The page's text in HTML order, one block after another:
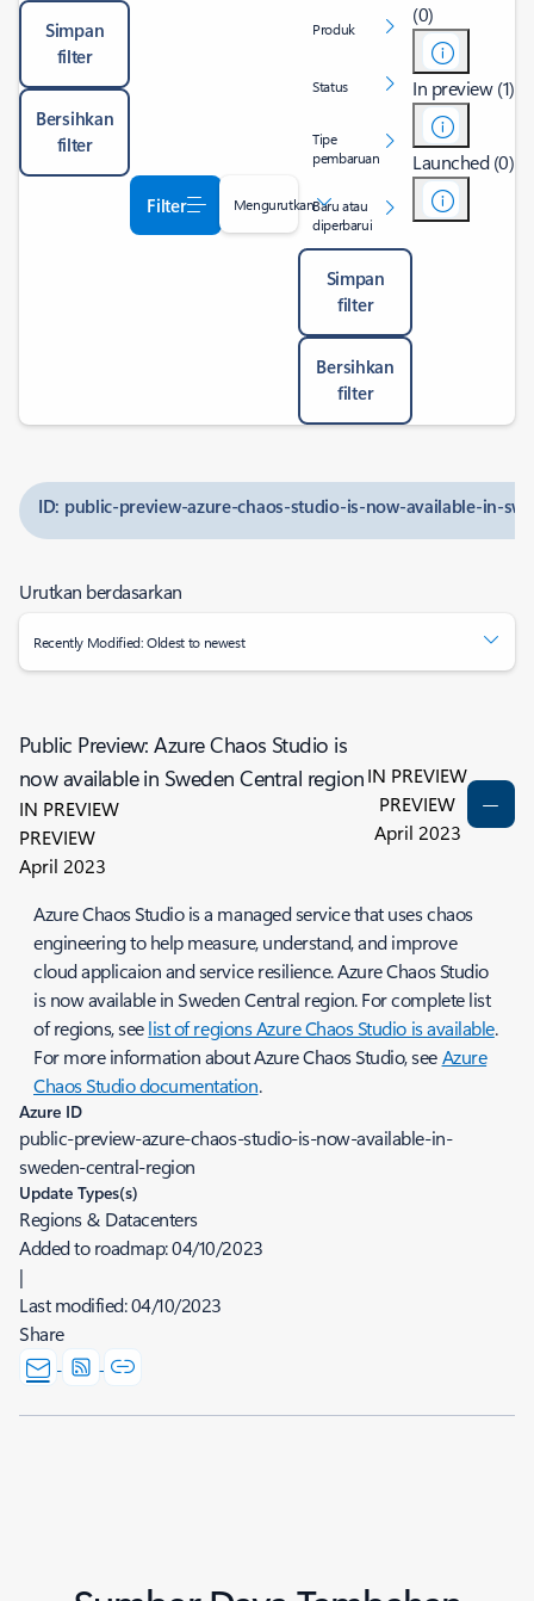
Simpan
filter
Bersihkan
filter
Filter Mengurutkan
Produk
Status
Tipe
pembaruan
Baru atau
diperbarui
Simpan
filter
Bersihkan
filter
(0)
In preview (1)
Launched (0)
ID: public-preview-azure-chaos-studio-is-now-available-in-
Urutkan berdasarkan
Recently Modified: Oldest to newest
Public Preview: Azure Chaos Studio is
now available in Sweden Central region
IN PREVIEW
PREVIEW
April 2023
IN PREVIEW
PREVIEW
April 2023
Azure Chaos Studio is a managed service that uses chaos
engineering to help measure, understand, and improve
cloud applicaion and service resilience. Azure Chaos Studio
is now available in Sweden Central region. For complete list
of regions, seelist of regions Azure Chaos Studio is available.
For more information about Azure Chaos Studio, seeAzure
Chaos Studio documentation.
Azure ID
public-preview-azure-chaos-studio-is-now-available-in-
sweden-central-region
Update Types(s)
Regions & Datacenters
Added to roadmap:04/10/2023
|
Last modified:04/10/2023
Share